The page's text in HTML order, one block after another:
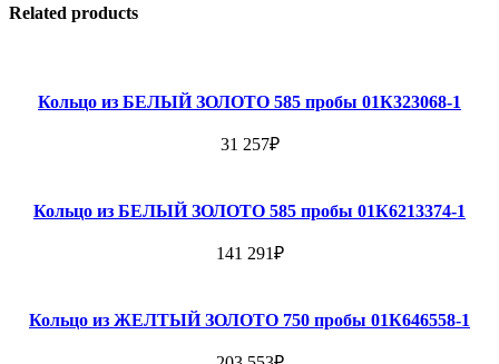
Related products
Кольцо из БЕЛЫЙ ЗОЛОТО 585 пробы 01К323068-1
31 257₽
Кольцо из БЕЛЫЙ ЗОЛОТО 585 пробы 01К6213374-1
141 291₽
Кольцо из ЖЕЛТЫЙ ЗОЛОТО 750 пробы 01К646558-1